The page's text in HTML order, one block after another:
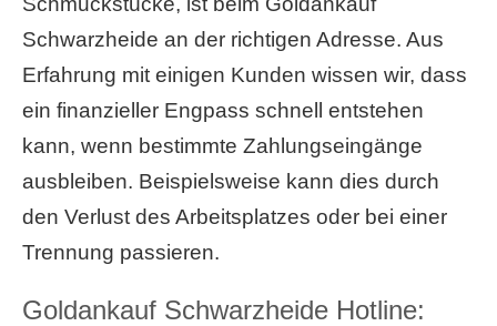
Schwarzheide an der richtigen Adresse. Aus
Erfahrung mit einigen Kunden wissen wir, dass
ein finanzieller Engpass schnell entstehen
kann, wenn bestimmte Zahlungseingänge
ausbleiben. Beispielsweise kann dies durch
den Verlust des Arbeitsplatzes oder bei einer
Trennung passieren.
Goldankauf Schwarzheide Hotline: